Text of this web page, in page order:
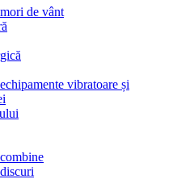
de vânt
vibratoare și